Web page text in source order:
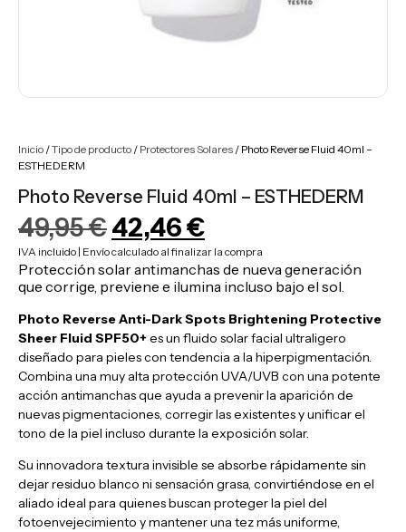
Inicio /Tipo de producto / Protectores Solares / Photo Reverse Fluid 40ml –
ESTHEDERM
Photo Reverse Fluid 40ml – ESTHEDERM
49,95€42,46€
IVA incluido | Envío calculado al finalizar la compra
Protección solar antimanchas de nueva generación
que corrige, previene e ilumina incluso bajo el sol.
Photo Reverse Anti-Dark Spots Brightening Protective
Sheer Fluid SPF50+es un fluido solar facial ultraligero
diseñado para pieles con tendencia a la hiperpigmentación.
Combina una muy alta protección UVA/UVB con una potente
acción antimanchas que ayuda a prevenir la aparición de
nuevas pigmentaciones, corregir las existentes y unificar el
tono de la piel incluso durante la exposición solar.
Su innovadora textura invisible se absorbe rápidamente sin
dejar residuo blanco ni sensación grasa, convirtiéndose en el
aliado ideal para quienes buscan proteger la piel del
fotoenvejecimiento y mantener una tez más uniforme,